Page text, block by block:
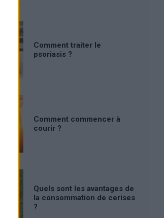
Comment traiter le
psoriasis ?
Comment commencer à
courir ?
Quels sont les avantages de
la consommation de cerises
?